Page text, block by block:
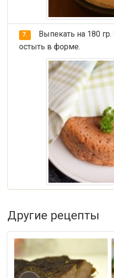
7.
Выпекать на 180
остыть в форме.
Другие рецепты